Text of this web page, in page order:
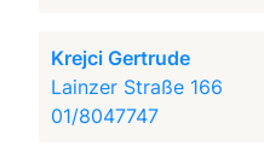
Krejci Gertrude
Lainzer Straße 166
01/8047747